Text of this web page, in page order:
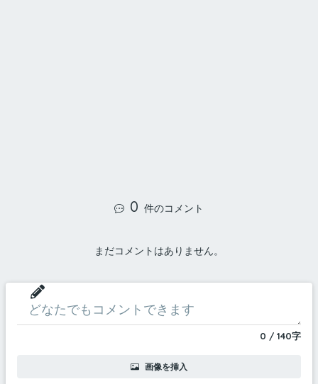
0 件のコメント
まだコメントはありません。
0 / 140字
画像を挿入